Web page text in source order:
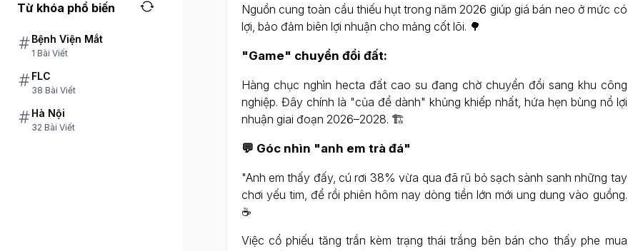
Từ khóa phổ biến
Bệnh Viện Mắt
1 Bài Viết
FLC
38 Bài Viết
Hà Nội
32 Bài Viết
Nguồn cung toàn cầu thiếu hụt trong năm 2026 giúp giá bán neo ở mức có
lợi, bảo đảm biên lợi nhuận cho mảng cốt lõi. 🌳
"Game" chuyển đổi đất:
Hàng chục nghìn hecta đất cao su đang chờ chuyển đổi sang khu công
nghiệp. Đây chính là "của để dành" khủng khiếp nhất, hứa hẹn bùng nổ lợi
nhuận giai đoạn 2026–2028. 🏗️
💬 Góc nhìn "anh em trà đá"
"Anh em thấy đấy, cú rơi 38% vừa qua đã rũ bỏ sạch sành sanh những tay
chơi yếu tim, để rồi phiên hôm nay dòng tiền lớn mới ung dung vào guồng.
☕
Việc cổ phiếu tăng trần kèm trạng thái trắng bên bán cho thấy phe mua